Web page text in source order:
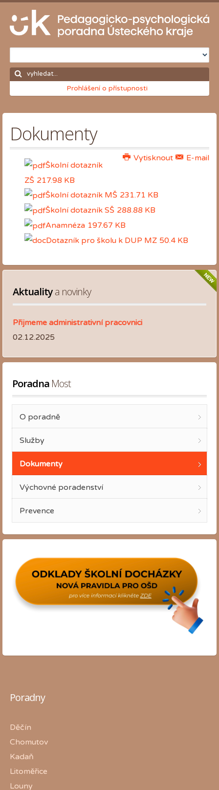
Prohlášení o přístupnosti
Dokumenty
E-mail
Vytisknout
Školní dotazník
ZŠ 217.98 KB
Školní dotazník MŠ 231.71 KB
Školní dotazník SŠ 288.88 KB
Anamnéza 197.67 KB
Dotazník pro školu k DUP MZ 50.4 KB
Aktuality a novinky
Přijmeme administrativní pracovnici
02.12.2025
Poradna Most
O poradně
Služby
Dokumenty
Výchovné poradenství
Prevence
Poradny
Děčín
Chomutov
Kadaň
Litoměřice
Louny